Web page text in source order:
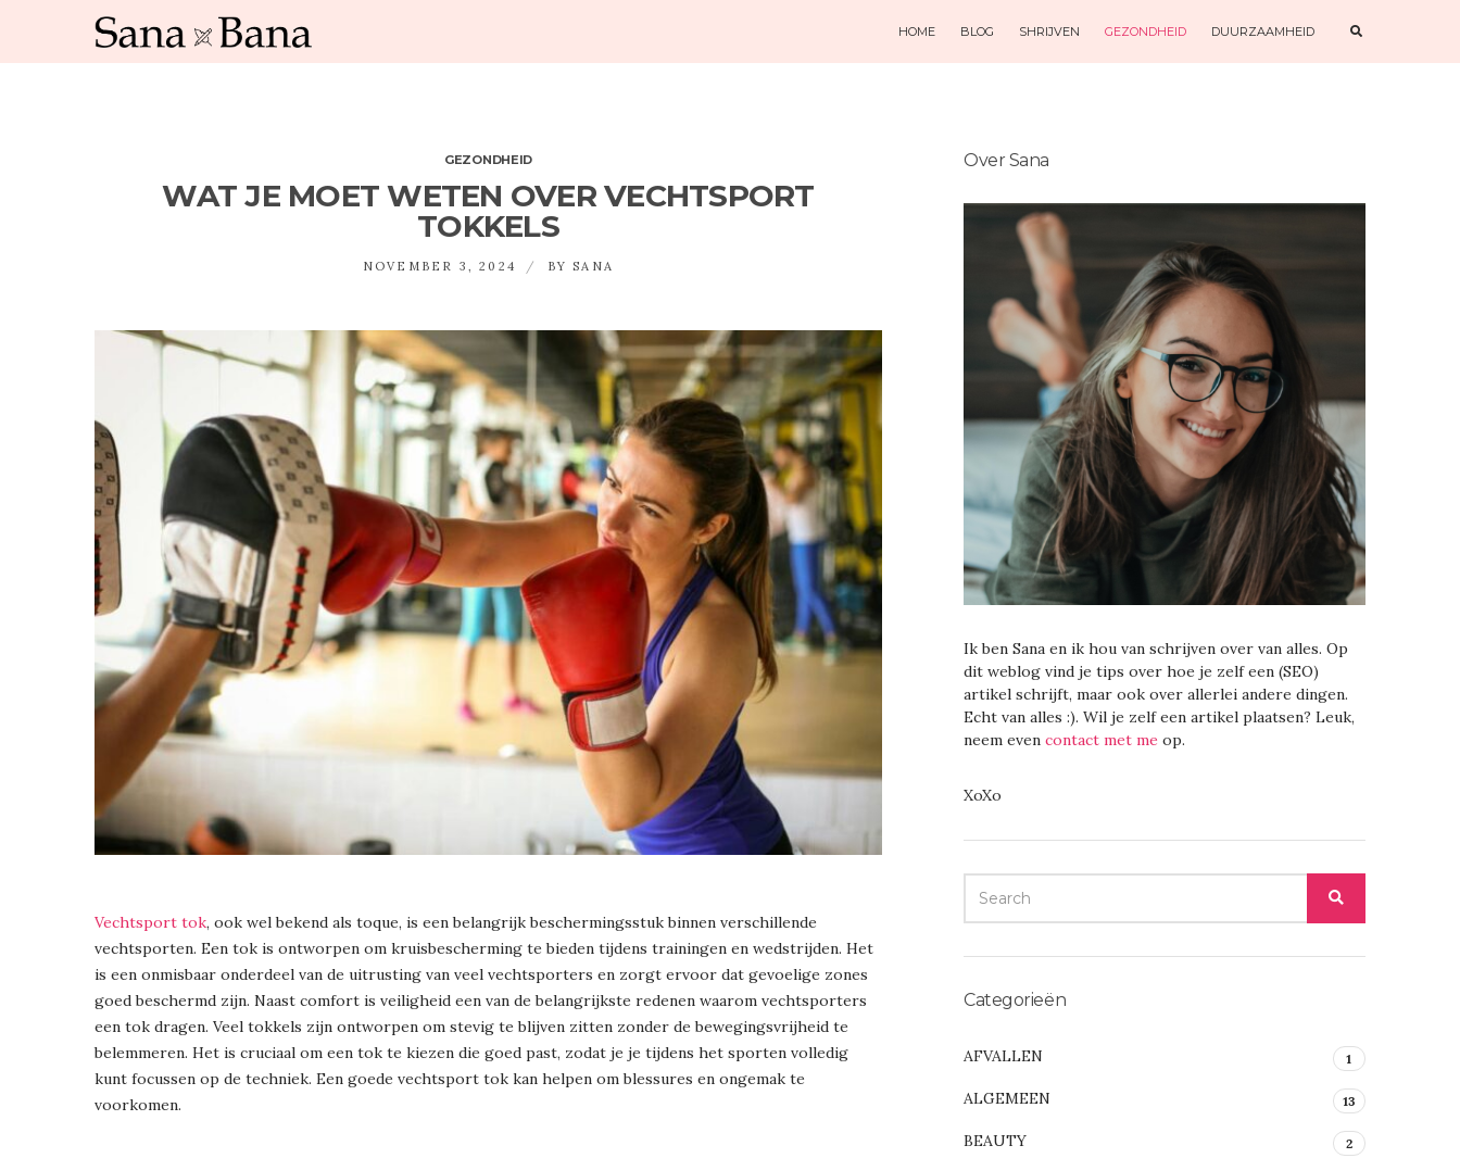
HOME BLOG SHRIJVEN GEZONDHEID DUURZAAMHEID
GEZONDHEID
WAT JE MOET WETEN OVER VECHTSPORT
TOKKELS
NOVEMBER 3, 2024 BYSANA
Vechtsport tok, ook wel bekend als toque, is een belangrijk beschermingsstuk binnen verschillende
vechtsporten. Een tok is ontworpen om kruisbescherming te bieden tijdens trainingen en wedstrijden. Het
is een onmisbaar onderdeel van de uitrusting van veel vechtsporters en zorgt ervoor dat gevoelige zones
goed beschermd zijn. Naast comfort is veiligheid een van de belangrijkste redenen waarom vechtsporters
een tok dragen. Veel tokkels zijn ontworpen om stevig te blijven zitten zonder de bewegingsvrijheid te
belemmeren. Het is cruciaal om een tok te kiezen die goed past, zodat je je tijdens het sporten volledig
kunt focussen op de techniek. Een goede vechtsport tok kan helpen om blessures en ongemak te
voorkomen.
Over Sana
Ik ben Sana en ik hou van schrijven over van alles. Op
dit weblog vind je tips over hoe je zelf een (SEO)
artikel schrijft, maar ook over allerlei andere dingen.
Echt van alles :). Wil je zelf een artikel plaatsen? Leuk,
neem even contact met me op.
XoXo
SEARCH
FOR:
SEARCH
Categorieën
AFVALLEN 1
ALGEMEEN 13
BEAUTY 2